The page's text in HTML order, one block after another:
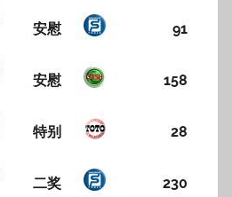
安慰 91
安慰 158
特别 28
二奖 230